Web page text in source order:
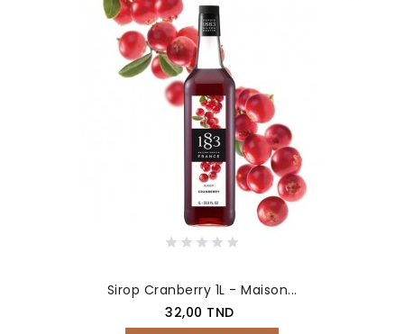
Sirop Cranberry 1L - Maison...
Prix
32,00 TND